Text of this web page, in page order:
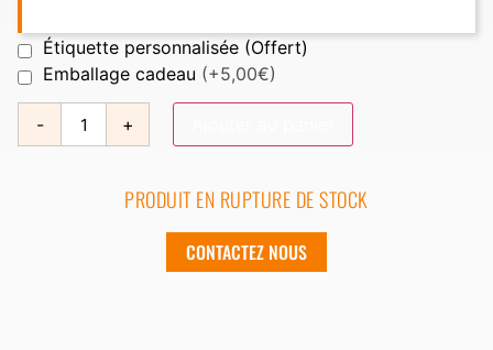
Étiquette personnalisée (Offert)
Emballage cadeau (+5,00€)
- +
PRODUIT EN RUPTURE DE STOCK
CONTACTEZ NOUS